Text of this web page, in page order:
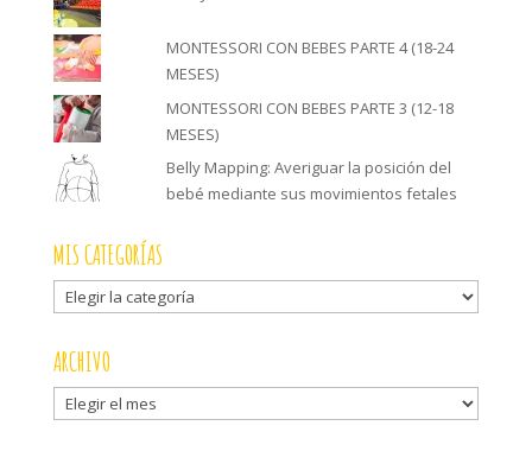
MONTESSORI CON BEBES PARTE 4 (18-24
MESES)
MONTESSORI CON BEBES PARTE 3 (12-18
MESES)
Belly Mapping: Averiguar la posición del
bebé mediante sus movimientos fetales
MIS CATEGORÍAS
Mis
categorías
ARCHIVO
Archivo